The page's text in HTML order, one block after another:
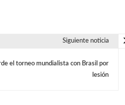
Siguiente noticia
el torneo mundialista con Brasil por
lesión